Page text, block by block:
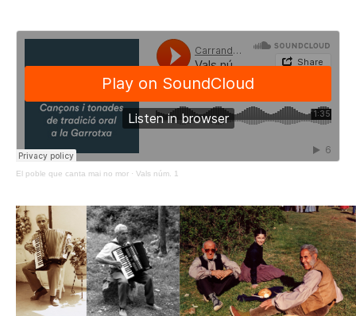
El poble que canta mai no mor · Vals núm. 1